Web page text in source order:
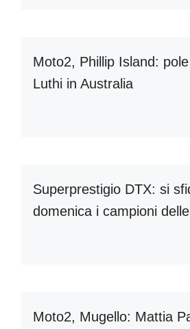
Moto2, Phillip Island:
Luthi in Australia
Superprestigio DTX: si
domenica i campioni
Moto2, Mugello: Mattia